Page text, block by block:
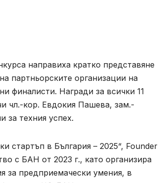
направиха кратко представяне
партньорските организации на
финалисти. Награди за всички 11
чл.-кор. Евдокия Пашева, зам.-
техния успех.
стартъп в България – 2025“, Founder
с БАН от 2023 г., като организира
за предприемачески умения, в